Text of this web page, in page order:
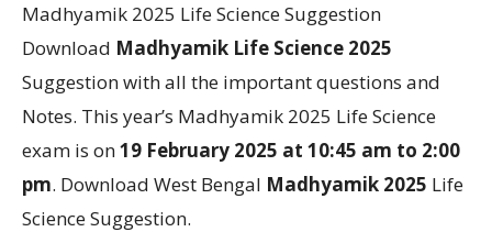
Madhyamik 2025 Life Science Suggestion
Download Madhyamik Life Science 2025
Suggestion with all the important questions and
Notes. This year’s Madhyamik 2025 Life Science
exam is on19 February 2025 at 10:45 am to 2:00
pm. Download West Bengal Madhyamik 2025 Life
Science Suggestion.